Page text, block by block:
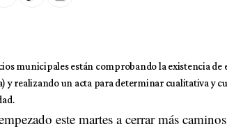
municipales están comprobando la existencia
y realizando un acta para determinar cualitativa y
este martes a cerrar más